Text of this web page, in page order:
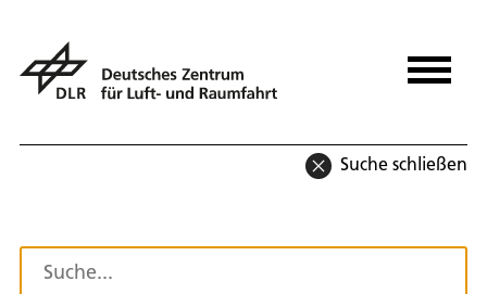
Suche schließen